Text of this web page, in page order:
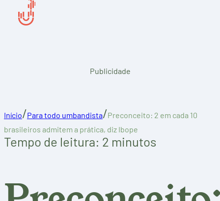
Publicidade
Início/Para todo umbandista/Preconceito: 2 em cada 10
brasileiros admitem a prática, diz Ibope
Tempo de leitura: 2 minutos